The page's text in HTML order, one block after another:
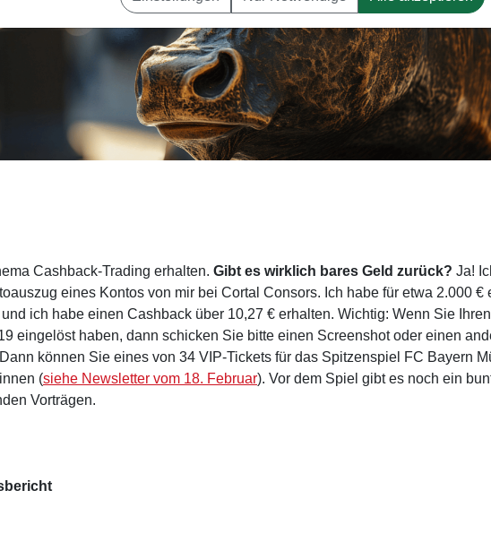
Cashback-Trading erhalten. Gibt es wirklich bares Geld zurück? Ja!
eines Kontos von mir bei Cortal Consors. Ich habe für etwa 2.000 €
ich habe einen Cashback über 10,27 € erhalten. Wichtig: Wenn Sie
eingelöst haben, dann schicken Sie bitte einen Screenshot oder einen
können Sie eines von 34 VIP-Tickets für das Spitzenspiel FC Bayern
(siehe Newsletter vom 18. Februar). Vor dem Spiel gibt es noch ein
Vorträgen.